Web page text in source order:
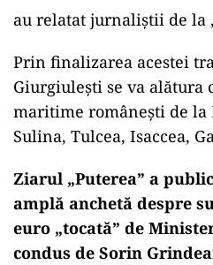
au relatat jurnaliștii de la
Prin finalizarea acestei
Giurgiulești se va
maritime românești de la
Sulina, Tulcea, Isaccea,
Ziarul „Puterea” a
amplă anchetă despre
euro „tocată” de
condus de Sorin